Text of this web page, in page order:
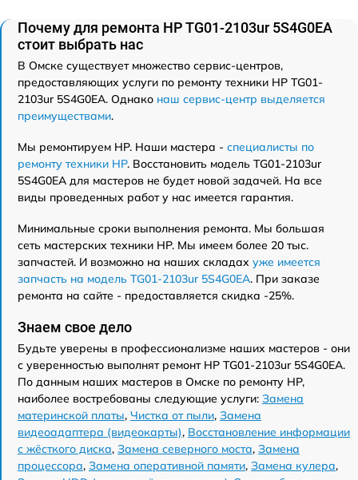
Почему для ремонта HP TG01-2103ur 5S4G0EA
стоит выбрать нас
В Омске существует множество сервис-центров,
предоставляющих услуги по ремонту техники HP TG01-
2103ur 5S4G0EA. Однако наш сервис-центр выделяется
преимуществами.
Мы ремонтируем HP. Наши мастера - специалисты по
ремонту техники HP. Восстановить модель TG01-2103ur
5S4G0EA для мастеров не будет новой задачей. На все
виды проведенных работ у нас имеется гарантия.
Минимальные сроки выполнения ремонта. Мы большая
сеть мастерских техники HP. Мы имеем более 20 тыс.
запчастей. И возможно на наших складах уже имеется
запчасть на модель TG01-2103ur 5S4G0EA. При заказе
ремонта на сайте - предоставляется скидка -25%.
Знаем свое дело
Будьте уверены в профессионализме наших мастеров - они
с уверенностью выполнят ремонт HP TG01-2103ur 5S4G0EA.
По данным наших мастеров в Омске по ремонту HP,
наиболее востребованы следующие услуги: Замена
материнской платы, Чистка от пыли, Замена
видеоадаптера (видеокарты), Восстановление информации
с жёсткого диска, Замена северного моста, Замена
процессора, Замена оперативной памяти, Замена кулера,